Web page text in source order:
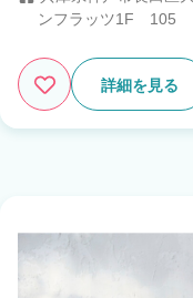
ンフラッツ1F 105
詳細を見る